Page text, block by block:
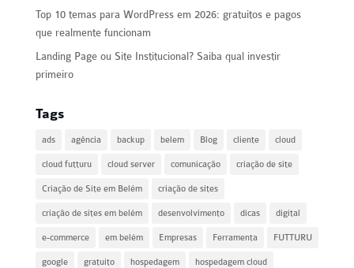
Top 10 temas para WordPress em 2026: gratuitos e pagos
que realmente funcionam
Landing Page ou Site Institucional? Saiba qual investir
primeiro
Tags
ads agência backup belem Blog cliente cloud
cloud futturu cloud server comunicação criação de site
Criação de Site em Belém criação de sites
criação de sites em belém desenvolvimento dicas digital
e-commerce em belém Empresas Ferramenta FUTTURU
google gratuito hospedagem hospedagem cloud